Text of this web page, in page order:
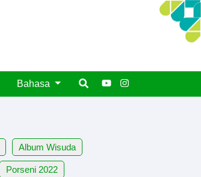
Bahasa
Album Wisuda
Porseni 2022